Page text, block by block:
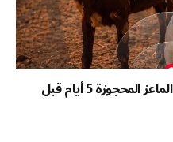
بلدية الذيد تُمهل أصحاب الماعز المحجوزة 5 أيام قبل